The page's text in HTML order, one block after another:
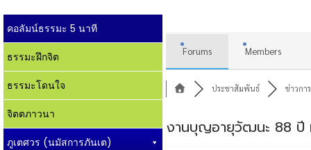
คอลัมน์ธรรมะ 5 นาที
ธรรมะฝึกจิต
ธรรมะโดนใจ
จิตตภาวนา
ภูเตศวร (นมัสการภันเต)
Forums Members
ประชาสัมพันธ์ ข่าวกา
งานบุญอายุวัฒนะ 88 ปี